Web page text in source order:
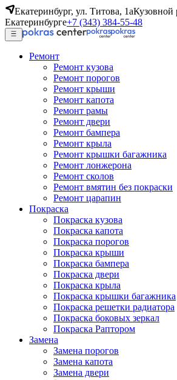
Екатеринбург, ул. Титова, 1аКузовной
Екатеринбурге+7 (343) 384-55-48
Ремонт
Ремонт кузова
Ремонт порогов
Ремонт крыши
Ремонт капота
Ремонт рамы
Ремонт двери
Ремонт бампера
Ремонт крыла
Ремонт крышки багажника
Ремонт лонжерона
Ремонт сколов
Ремонт вмятин без покраски
Ремонт царапин
Покраска
Покраска кузова
Покраска капота
Покраска порогов
Покраска крыши
Покраска бампера
Покраска двери
Покраска крыла
Покраска крышки багажника
Покраска решетки радиатора
Покраска боковых зеркал
Покраска Раптором
Замена
Замена порогов
Замена капота
Замена двери